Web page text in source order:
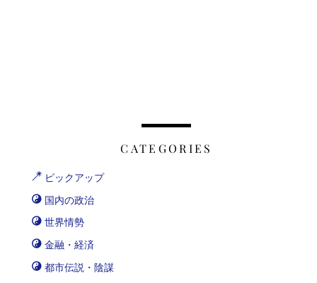
CATEGORIES
ピックアップ
国内の政治
世界情勢
金融・経済
都市伝説・陰謀